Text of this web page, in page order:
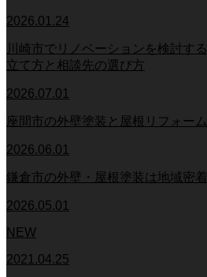
2026.01.24
川崎市でリノベーションを検討す
立て方と相談先の選び方
2026.07.01
座間市の外壁塗装と屋根リフォー
2026.06.01
鎌倉市の外壁・屋根塗装は地域密
2026.05.01
NEW
2021.04.25